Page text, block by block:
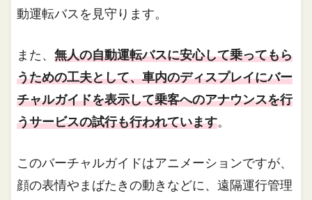
動運転バスを見守ります。
また、無人の自動運転バスに安心して乗ってもら
うための工夫として、車内のディスプレイにバー
チャルガイドを表示して乗客へのアナウンスを行
うサービスの試行も行われています。
このバーチャルガイドはアニメーションですが、
顔の表情やまばたきの動きなどに、遠隔運行管理